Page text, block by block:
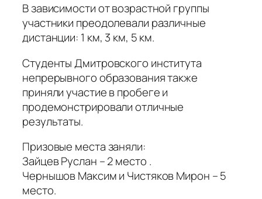
В зависимости от возрастной группы
участники преодолевали различные
дистанции: 1 км, 3 км, 5 км.
Студенты Дмитровского института
непрерывного образования также
приняли участие в пробеге и
продемонстрировали отличные
результаты.
Призовые места заняли:
Зайцев Руслан – 2 место .
Чернышов Максим и Чистяков Мирон – 5
место.